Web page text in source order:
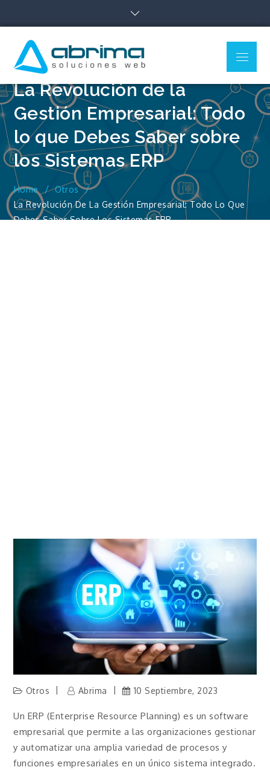
Tecnología –
Abrima
Marketing Digital y Web
Menu
La Revolución de la
Gestión Empresarial: Todo
lo que Debes Saber sobre
los Sistemas ERP
Home
Otros
La Revolución De La Gestión Empresarial: Todo Lo Que
Debes Saber Sobre Los Sistemas ERP
Otros Abrima 10 Septiembre, 2023
Un ERP (Enterprise Resource Planning) es un software
empresarial que permite a las organizaciones gestionar
y automatizar una amplia variedad de procesos y
funciones empresariales en un único sistema integrado.